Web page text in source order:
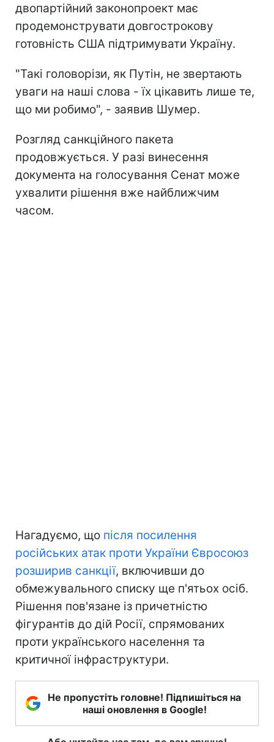
двопартійний законопроект має
продемонструвати довгострокову
готовність США підтримувати Україну.
"Такі головорізи, як Путін, не звертають
уваги на наші слова - їх цікавить лише те,
що ми робимо", - заявив Шумер.
Розгляд санкційного пакета
продовжується. У разі винесення
документа на голосування Сенат може
ухвалити рішення вже найближчим
часом.
Нагадуємо, що після посилення
російських атак проти України Євросоюз
розширив санкції, включивши до
обмежувального списку ще п'ятьох осіб.
Рішення пов'язане із причетністю
фігурантів до дій Росії, спрямованих
проти українського населення та
критичної інфраструктури.
Не пропустіть головне! Підпишіться на
наші оновлення в Google!